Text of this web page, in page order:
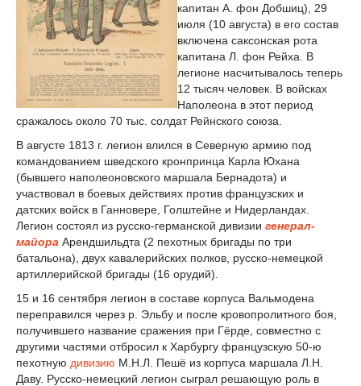
капитан А. фон Добшиц), 29
июля (10 августа) в его состав
включена саксонская рота
капитана Л. фон Рейха. В
легионе насчитывалось теперь
12 тысяч человек. В войсках
Наполеона в этот период
сражалось около 70 тыс. солдат Рейнского союза.
В августе 1813 г. легион влился в Северную армию под
командованием шведского кронпринца Карла Юхана
(бывшего наполеоновского маршала Бернадота) и
участвовал в боевых действиях против французских и
датских войск в Ганновере, Голштейне и Нидерландах.
Легион состоял из русско-германской дивизии генерал-
майора Арендшильдта (2 пехотных бригады по три
батальона), двух кавалерийских полков, русско-немецкой
артиллерийской бригады (16 орудий).
15 и 16 сентября легион в составе корпуса Вальмодена
переправился через р. Эльбу и после кровопролитного боя,
получившего название сражения при Гёрде, совместно с
другими частями отбросил к Харбургу французскую 50-ю
пехотную дивизию М.Н.Л. Пешё из корпуса маршала Л.Н.
Даву. Русско-немецкий легион сыграл решающую роль в